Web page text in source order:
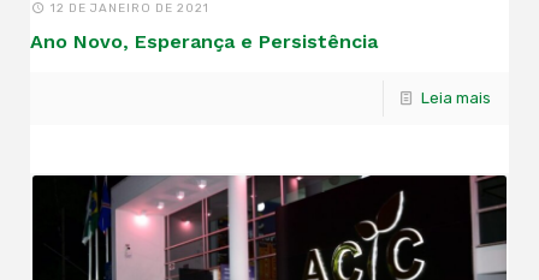
12 DE JANEIRO DE 2021
Ano Novo, Esperança e Persistência
Leia mais